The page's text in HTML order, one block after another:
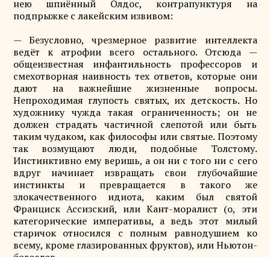
нею шпиённый Олдос, контрапунктуря на
подпрыжке с лакейским извивом:
— Безусловно, чрезмерное развитие интеллекта
ведёт к атрофии всего остального. Отсюда —
общеизвестная инфантильность профессоров и
смехотворная наивность тех ответов, которые они
дают на важнейшие жизненные вопросы.
Непроходимая глупость святых, их детскость. Но
художнику чужда такая ограниченность; он не
должен страдать частичной слепотой или быть
таким чудаком, как философы или святые. Поэтому
так возмущают люди, подобные Толстому.
Инстинктивно ему веришь, а он ни с того ни с сего
вдруг начинает извращать свои глубочайшие
инстинкты и превращается в такого же
злокачественного идиота, каким был святой
Франциск Ассизский, или Кант-моралист (о, эти
категорические императивы, а ведь этот милый
старичок относился с полным равнодушием ко
всему, кроме глазированных фруктов), или Ньютон-